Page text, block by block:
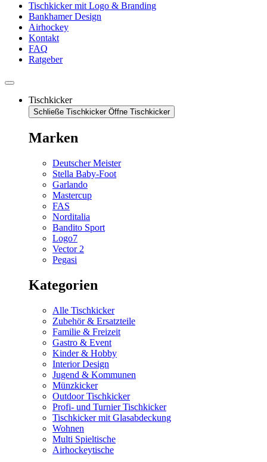
Tischkicker mit Logo & Branding
Bankhamer Design
Airhockey
Kontakt
FAQ
Ratgeber
Tischkicker
Schließe Tischkicker Öffne Tischkicker
Marken
Deutscher Meister
Stella Baby-Foot
Garlando
Mastercup
FAS
Norditalia
Bandito Sport
Logo7
Vector 2
Pegasi
Kategorien
Alle Tischkicker
Zubehör & Ersatzteile
Familie & Freizeit
Gastro & Event
Kinder & Hobby
Interior Design
Jugend & Kommunen
Münzkicker
Outdoor Tischkicker
Profi- und Turnier Tischkicker
Tischkicker mit Glasabdeckung
Wohnen
Multi Spieltische
Airhockeytische